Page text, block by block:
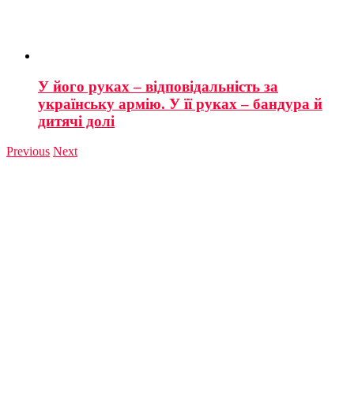
У його руках – відповідальність за
українську армію. У її руках – бандура й
дитячі долі
Previous Next